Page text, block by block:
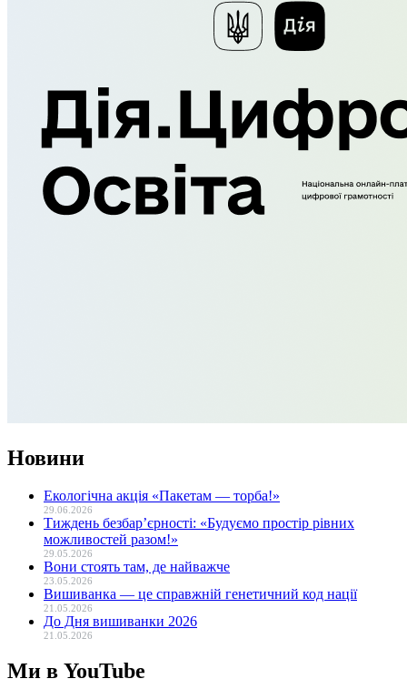
Новини
Екологічна акція «Пакетам — торба!»
29.06.2026
Тиждень безбар’єрності: «Будуємо простір рівних
можливостей разом!»
29.05.2026
Вони стоять там, де найважче
23.05.2026
Вишиванка — це справжній генетичний код нації
21.05.2026
До Дня вишиванки 2026
21.05.2026
Ми в YouTube